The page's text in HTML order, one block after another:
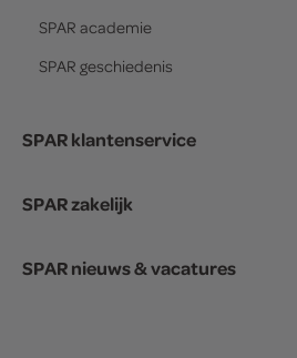
SPAR academie
SPAR geschiedenis
SPAR klantenservice
SPAR zakelijk
SPAR nieuws & vacatures